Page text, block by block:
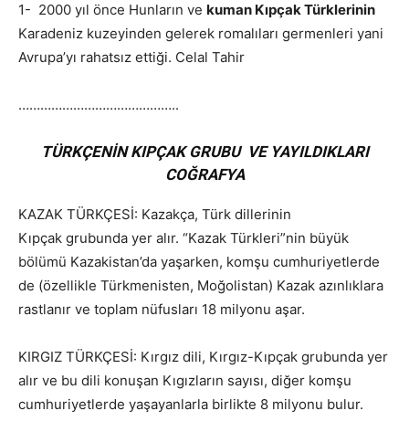
1- 2000 yıl önce Hunların ve kuman KıpçakTürklerinin
Karadeniz kuzeyinden gelerek romalıları germenleri yani
Avrupa’yı rahatsız ettiği. Celal Tahir
……………………………………..
TÜRKÇENİN KIPÇAK GRUBU VE YAYILDIKLARI
COĞRAFYA
KAZAK TÜRKÇESİ: Kazakça, Türk dillerinin
Kıpçak grubunda yer alır. “Kazak Türkleri”nin büyük
bölümü Kazakistan’da yaşarken, komşu cumhuriyetlerde
de (özellikle Türkmenisten, Moğolistan) Kazak azınlıklara
rastlanır ve toplam nüfusları 18 milyonu aşar.
KIRGIZ TÜRKÇESİ: Kırgız dili, Kırgız-Kıpçak grubunda yer
alır ve bu dili konuşan Kıgızların sayısı, diğer komşu
cumhuriyetlerde yaşayanlarla birlikte 8 milyonu bulur.